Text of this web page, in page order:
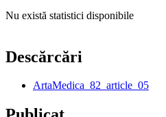
Nu există statistici disponibile
Descărcări
ArtaMedica_82_article_05